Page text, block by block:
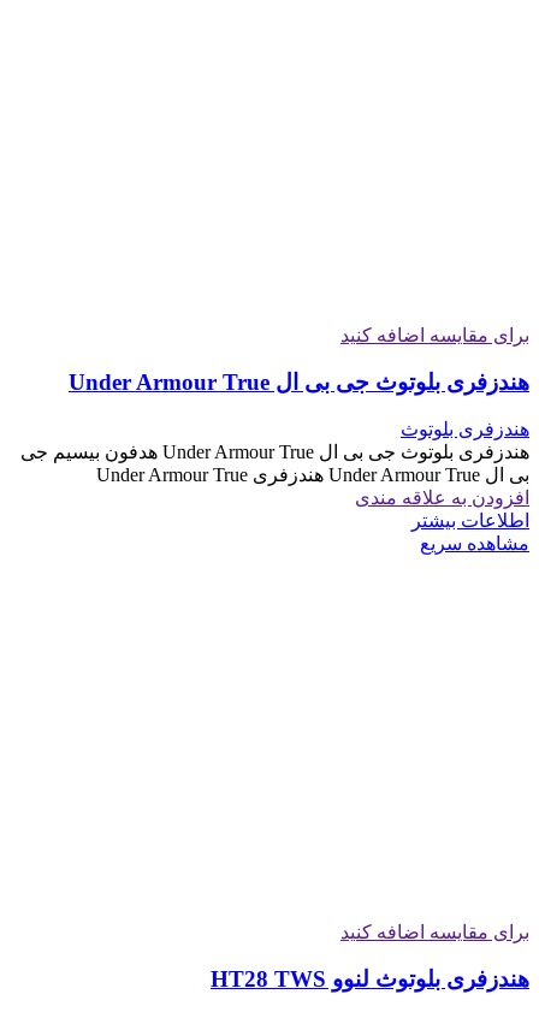
برای مقایسه اضافه کنید
هندزفری بلوتوث جی بی ال Under Armour True
هندزفری بلوتوث
هندزفری بلوتوث جی بی ال Under Armour True هدفون بیسیم جی
بی ال Under Armour True هندزفری Under Armour True
افزودن به علاقه مندی
اطلاعات بیشتر
مشاهده سریع
برای مقایسه اضافه کنید
هندزفری بلوتوث لنوو HT28 TWS